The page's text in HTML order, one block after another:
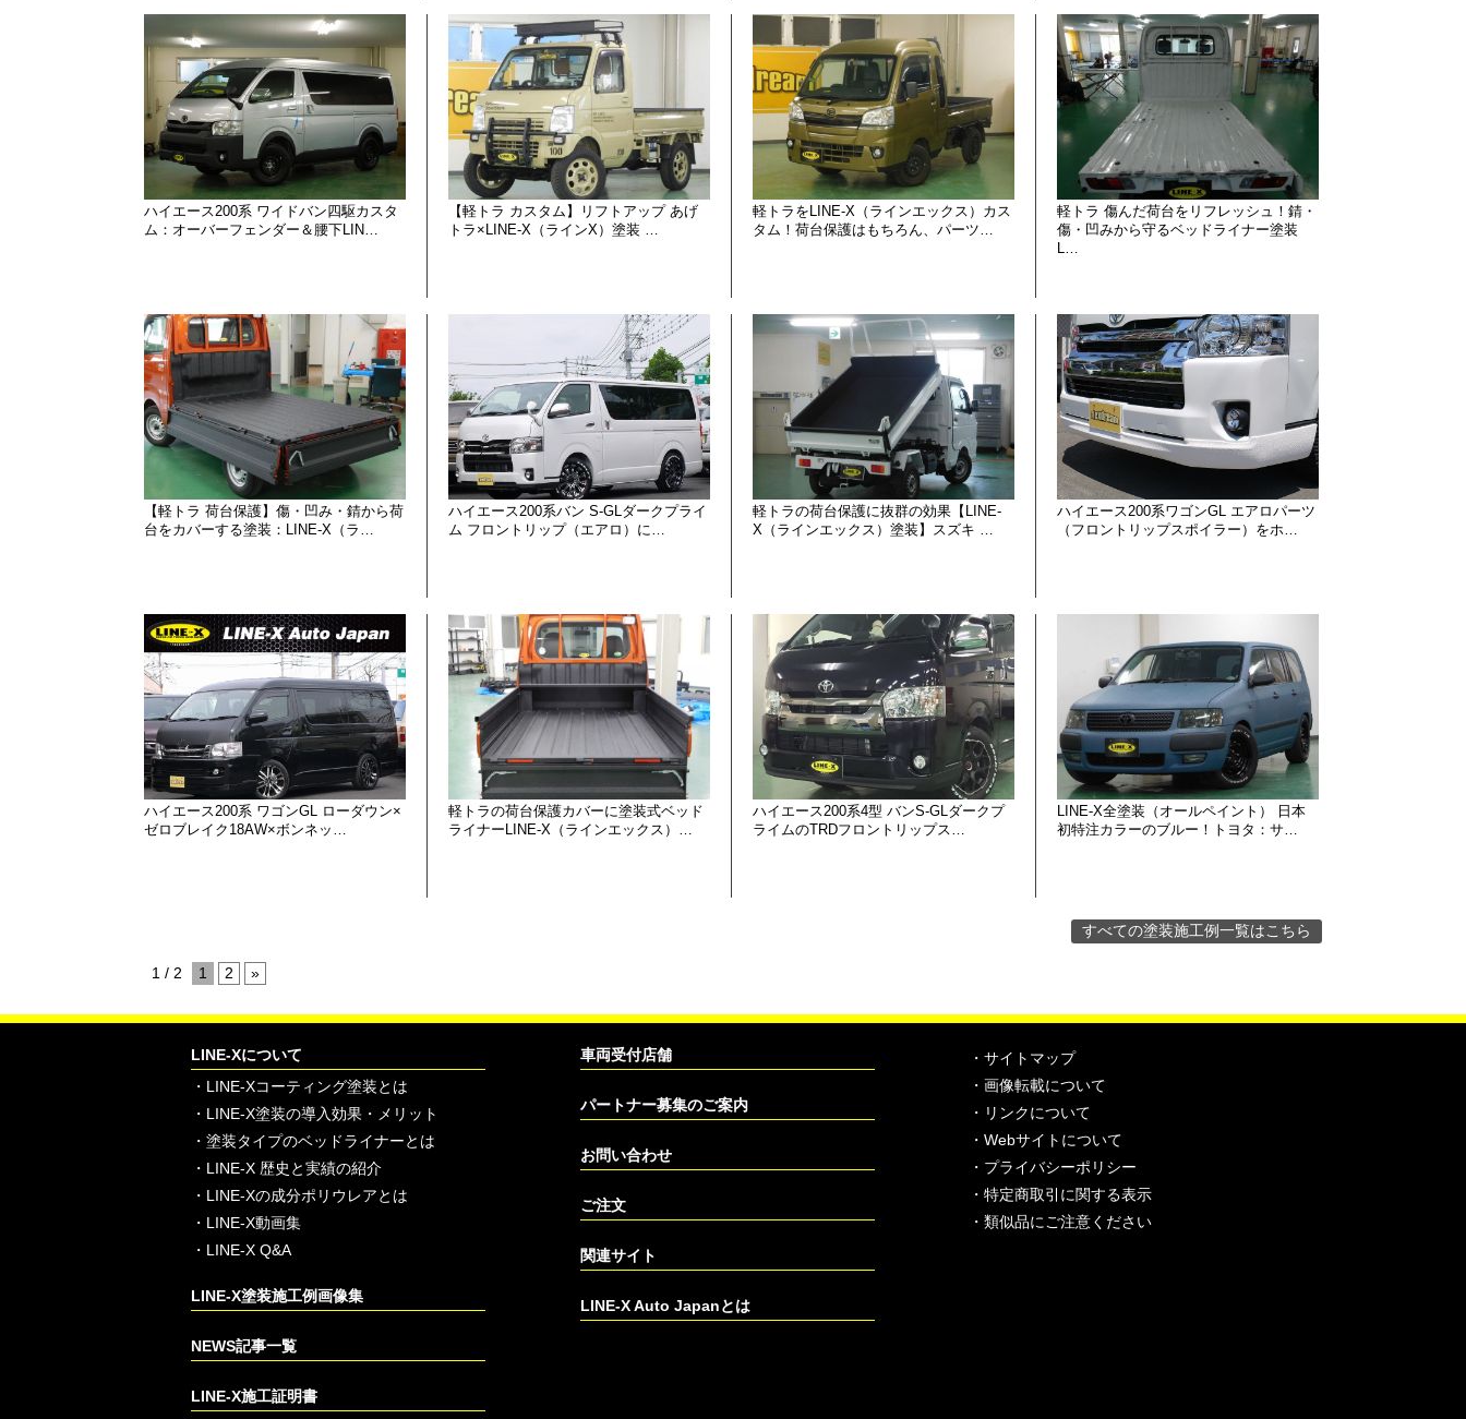
ハイエース200系 ワイドバン四駆カスタ
ム：オーバーフェンダー＆腰下LIN…
【軽トラ カスタム】リフトアップ あげ
トラ×LINE-X（ラインX）塗装 …
軽トラをLINE-X（ラインエックス）カス
タム！荷台保護はもちろん、パーツ…
軽トラ 傷んだ荷台をリフレッシュ！錆・
傷・凹みから守るベッドライナー塗装
L…
【軽トラ 荷台保護】傷・凹み・錆から荷
台をカバーする塗装：LINE-X（ラ…
ハイエース200系バン S-GLダークプライ
ム フロントリップ（エアロ）に…
軽トラの荷台保護に抜群の効果【LINE-
X（ラインエックス）塗装】スズキ …
ハイエース200系ワゴンGL エアロパーツ
（フロントリップスポイラー）をホ…
ハイエース200系 ワゴンGL ローダウン×
ゼロブレイク18AW×ボンネッ…
軽トラの荷台保護カバーに塗装式ベッド
ライナーLINE-X（ラインエックス）…
ハイエース200系4型 バンS-GLダークプ
ライムのTRDフロントリップス…
LINE-X全塗装（オールペイント） 日本
初特注カラーのブルー！トヨタ：サ…
すべての塗装施工例一覧はこちら
1 / 2 1 2 »
LINE-Xについて
・ LINE-Xコーティング塗装とは
・ LINE-X塗装の導入効果・メリット
・塗装タイプのベッドライナーとは
・ LINE-X 歴史と実績の紹介
・ LINE-Xの成分ポリウレアとは
・ LINE-X動画集
・ LINE-X Q&A
LINE-X塗装施工例画像集
NEWS記事一覧
LINE-X施工証明書
車両受付店舗
パートナー募集のご案内
お問い合わせ
ご注文
関連サイト
LINE-X Auto Japanとは
・ サイトマップ
・ 画像転載について
・ リンクについて
・ Webサイトについて
・ プライバシーポリシー
・ 特定商取引に関する表示
・ 類似品にご注意ください